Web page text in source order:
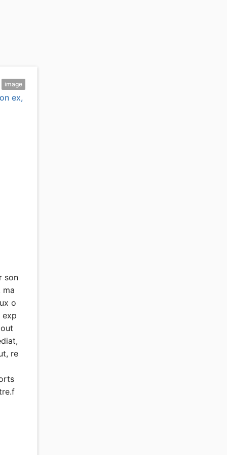
image
ex,
son
ma
o
exp
re